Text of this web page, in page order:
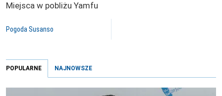
Miejsca w pobliżu Yamfu
Pogoda Susanso
POPULARNE NAJNOWSZE